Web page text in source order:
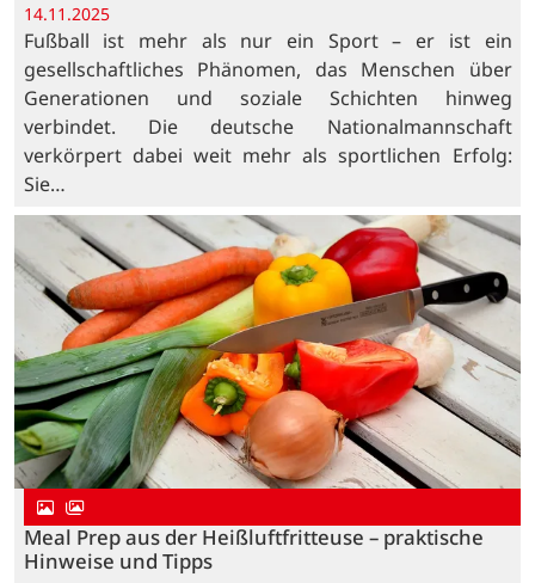
14.11.2025
Fußball ist mehr als nur ein Sport – er ist ein
gesellschaftliches Phänomen, das Menschen über
Generationen und soziale Schichten hinweg
verbindet. Die deutsche Nationalmannschaft
verkörpert dabei weit mehr als sportlichen Erfolg:
Sie…
Meal Prep aus der Heißluftfritteuse – praktische
Hinweise und Tipps